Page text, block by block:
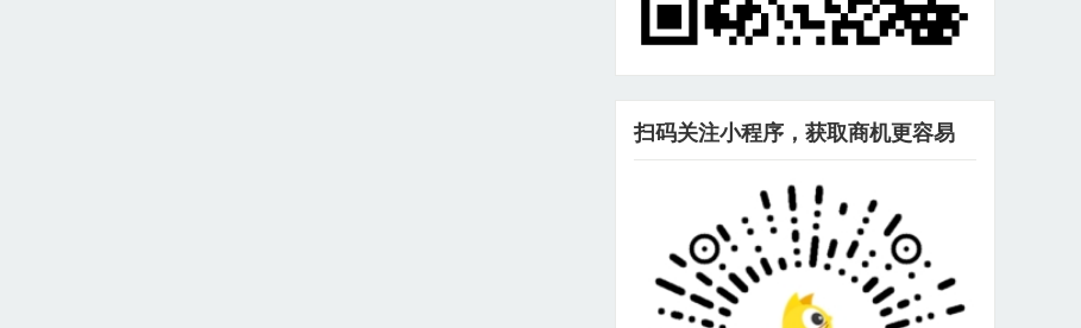
扫码关注小程序，获取商机更容易